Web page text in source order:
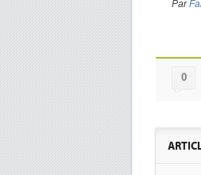
Par
0